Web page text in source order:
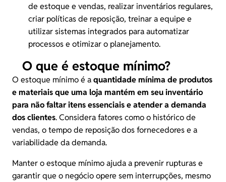
de estoque e vendas, realizar inventários regulares,
criar políticas de reposição, treinar a equipe e
utilizar sistemas integrados para automatizar
processos e otimizar o planejamento.
O que é estoque mínimo?
O estoque mínimo é aquantidade mínima de produtos
e materiais que uma loja mantém em seu inventário
para não faltar itens essenciais e atender a demanda
dos clientes. Considera fatores como o histórico de
vendas, o tempo de reposição dos fornecedores e a
variabilidade da demanda.
Manter o estoque mínimo ajuda a prevenir rupturas e
garantir que o negócio opere sem interrupções, mesmo